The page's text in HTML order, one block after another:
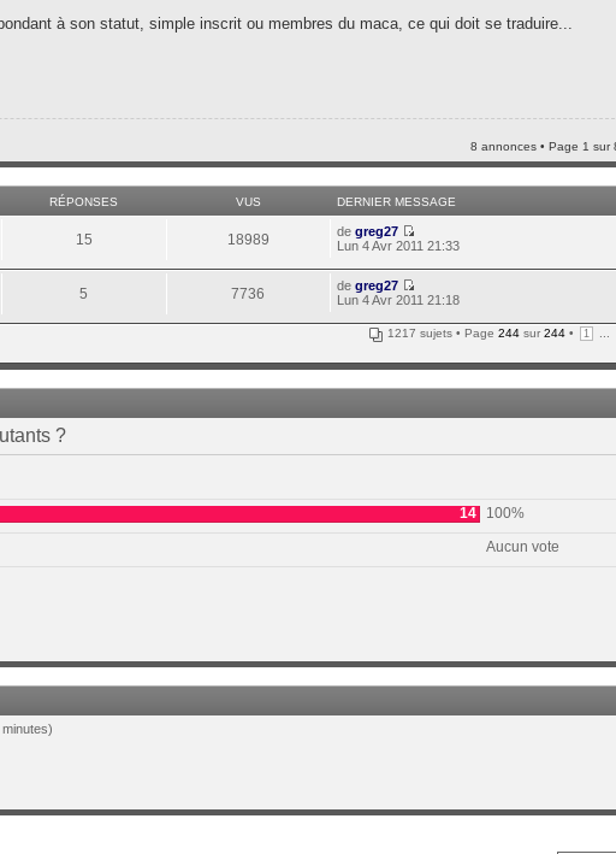
à son statut, simple inscrit ou membres du maca, ce qui doit se traduire...
8 annonces • Page 1 sur
RÉPONSES VUS DERNIER MESSAGE
15 18989 degreg27
Lun 4 Avr 2011 21:33
5 7736 degreg27
Lun 4 Avr 2011 21:18
1217 sujets • Page 244 sur 244 • 1
?
14
100%
Aucun vote